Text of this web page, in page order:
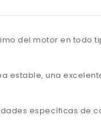
del motor en todo
estable, una
específicas de